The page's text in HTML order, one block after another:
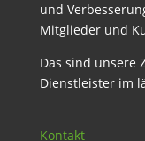
und
Mitglieder und
Das sind unsere
Dienstleister im
Kontakt